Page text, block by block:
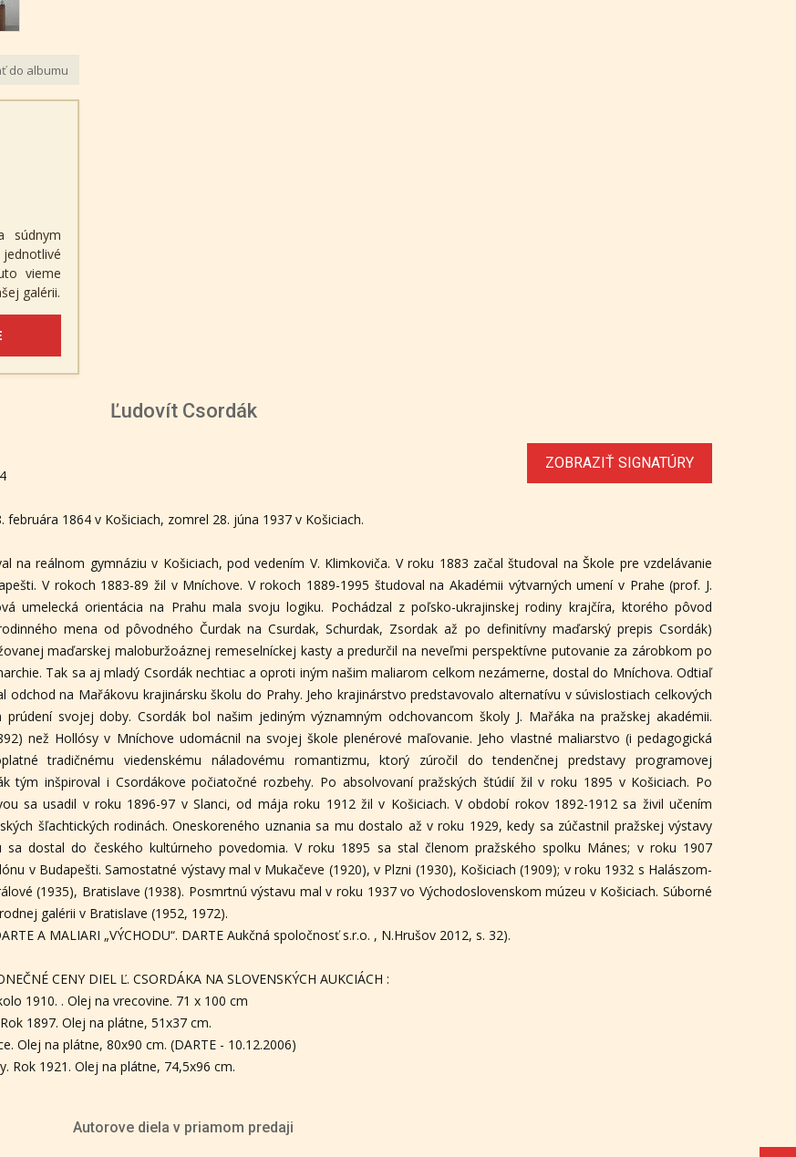
do albumu
súdnym
vieme
galérii.
Ľudovít Csordák
ZOBRAZIŤ SIGNATÚRY
februára 1864 v Košiciach, zomrel 28. júna 1937 v Košiciach.
na reálnom gymnáziu v Košiciach, pod vedením V. Klimkoviča. V roku 1883 začal študoval na Škole pre vzdelávanie
V rokoch 1883-89 žil v Mníchove. V rokoch 1889-1995 študoval na Akadémii výtvarných umení v Prahe (prof. J.
umelecká orientácia na Prahu mala svoju logiku. Pochádzal z poľsko-ukrajinskej rodiny krajčíra, ktorého pôvod
mena od pôvodného Čurdak na Csurdak, Schurdak, Zsordak až po definitívny maďarský prepis Csordák)
maďarskej maloburžoáznej remeselníckej kasty a predurčil na neveľmi perspektívne putovanie za zárobkom po
Tak sa aj mladý Csordák nechtiac a oproti iným našim maliarom celkom nezámerne, dostal do Mníchova. Odtiaľ
odchod na Mařákovu krajinársku školu do Prahy. Jeho krajinárstvo predstavovalo alternatívu v súvislostiach celkových
prúdení svojej doby. Csordák bol našim jediným významným odchovancom školy J. Mařáka na pražskej akadémii.
než Hollósy v Mníchove udomácnil na svojej škole plenérové maľovanie. Jeho vlastné maliarstvo (i pedagogická
tradičnému viedenskému náladovému romantizmu, ktorý zúročil do tendenčnej predstavy programovej
tým inšpiroval i Csordákove počiatočné rozbehy. Po absolvovaní pražských štúdií žil v roku 1895 v Košiciach. Po
sa usadil v roku 1896-97 v Slanci, od mája roku 1912 žil v Košiciach. V období rokov 1892-1912 sa živil učením
šľachtických rodinách. Oneskoreného uznania sa mu dostalo až v roku 1929, kedy sa zúčastnil pražskej výstavy
dostal do českého kultúrneho povedomia. V roku 1895 sa stal členom pražského spolku Mánes; v roku 1907
v Budapešti. Samostatné výstavy mal v Mukačeve (1920), v Plzni (1930), Košiciach (1909); v roku 1932 s Halászom-
(1935), Bratislave (1938). Posmrtnú výstavu mal v roku 1937 vo Východoslovenskom múzeu v Košiciach. Súborné
galérii v Bratislave (1952, 1972).
A MALIARI „VÝCHODU“. DARTE Aukčná spoločnosť s.r.o. , N.Hrušov 2012, s. 32).
CENY DIEL Ľ. CSORDÁKA NA SLOVENSKÝCH AUKCIÁCH :
1910. . Olej na vrecovine. 71 x 100 cm
1897. Olej na plátne, 51x37 cm.
Olej na plátne, 80x90 cm. (DARTE - 10.12.2006)
Rok 1921. Olej na plátne, 74,5x96 cm.
Autorove diela v priamom predaji